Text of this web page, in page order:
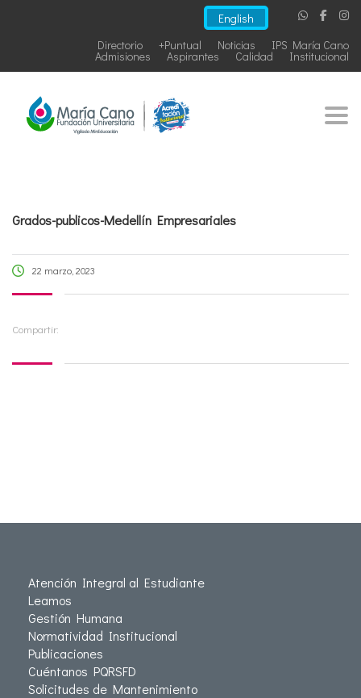
English
IPS María Cano
Noticias
+Puntual
Directorio
Institucional
Calidad
Aspirantes
Admisiones
Grados-publicos-Medellín Empresariales
22 marzo, 2023
Compartir:
Atención Integral al Estudiante
Leamos
Gestión Humana
Normatividad Institucional
Publicaciones
Cuéntanos PQRSFD
Solicitudes de Mantenimiento